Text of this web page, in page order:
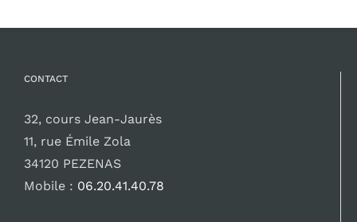
CONTACT
32, cours Jean-Jaurès
11, rue Émile Zola
34120 PEZENAS
Mobile : 06.20.41.40.78